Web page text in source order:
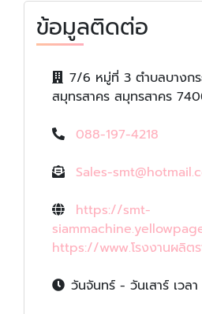
ข้อมูลติดต่อ
7/6 หมู่ที่ 3 ตำบลบางกร
สมุทรสาคร สมุทรสาคร
088-197-4218
Sales-
https://smt-
https://www.โรงงานผลิตร
วันจันทร์ - วันเสาร์ เวล